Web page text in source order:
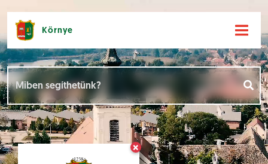
×
Környe
Hírek [ ]
Események []